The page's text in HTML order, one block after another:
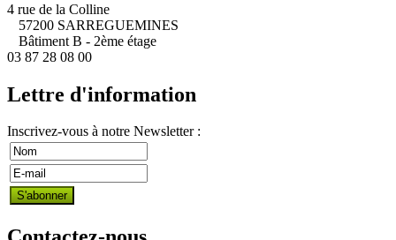
4 rue de la Colline
57200 SARREGUEMINES
Bâtiment B - 2ème étage
03 87 28 08 00
Lettre d'information
Inscrivez-vous à notre Newsletter :